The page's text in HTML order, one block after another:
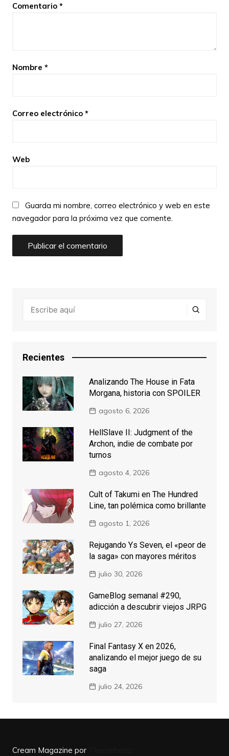
Comentario *
Nombre *
Correo electrónico *
Web
Guarda mi nombre, correo electrónico y web en este
navegador para la próxima vez que comente.
Recientes
Analizando The House in Fata
Morgana, historia con SPOILER
agosto 6, 2026
HellSlave II: Judgment of the
Archon, indie de combate por
turnos
agosto 4, 2026
Cult of Takumi en The Hundred
Line, tan polémica como brillante
agosto 1, 2026
Rejugando Ys Seven, el «peor de
la saga» con mayores méritos
julio 30, 2026
GameBlog semanal #290,
adicción a descubrir viejos JRPG
julio 27, 2026
Final Fantasy X en 2026,
analizando el mejor juego de su
saga
julio 24, 2026
Cream Magazine por